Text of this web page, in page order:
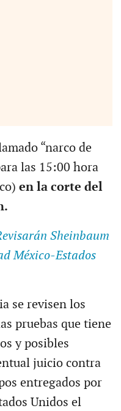
“narco de
las 15:00 hora
en la corte del
Sheinbaum
México-Estados
se revisen los
pruebas que tiene
y posibles
juicio contra
entregados por
Unidos el